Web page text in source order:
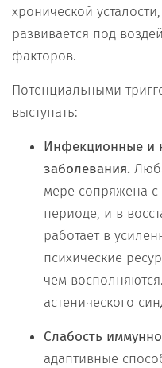
хронической
развивается под
факторов.
Потенциальными
выступать:
Инфекционные и
заболевания.
мере сопряжена с
периоде, и в
работает в
психические
чем
астенического
Слабость
адаптивные